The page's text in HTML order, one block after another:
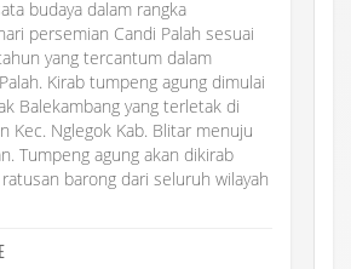
budaya dalam rangka
persemian Candi Palah sesuai
yang tercantum dalam
Kirab tumpeng agung dimulai
Balekambang yang terletak di
Kec. Nglegok Kab. Blitar menuju
Tumpeng agung akan dikirab
barong dari seluruh wilayah